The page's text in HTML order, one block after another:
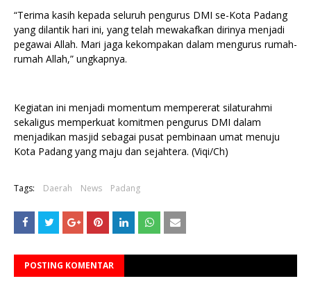
“Terima kasih kepada seluruh pengurus DMI se-Kota Padang
yang dilantik hari ini, yang telah mewakafkan dirinya menjadi
pegawai Allah. Mari jaga kekompakan dalam mengurus rumah-
rumah Allah,” ungkapnya.
Kegiatan ini menjadi momentum mempererat silaturahmi
sekaligus memperkuat komitmen pengurus DMI dalam
menjadikan masjid sebagai pusat pembinaan umat menuju
Kota Padang yang maju dan sejahtera. (Viqi/Ch)
Tags: Daerah News Padang
POSTING KOMENTAR